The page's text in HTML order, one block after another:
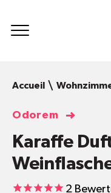
Accueil
Odorem
Karaffe
2